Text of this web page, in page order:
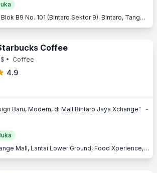
Jl. Bintaro Utama Blok B9 No. 101 (Bintaro Sektor 9), Bintaro, Tangerang Selatan, Banten
Coffee
• Coffee
4.9
Baru, Modern, di Mall Bintaro Jaya Xchange"
-
Bintaro Jaya Xchange Mall, Lantai Lower Ground, Food Xperience, Jl. Boulevard Bintaro Jaya, Bintaro, Tangerang Selatan, Banten